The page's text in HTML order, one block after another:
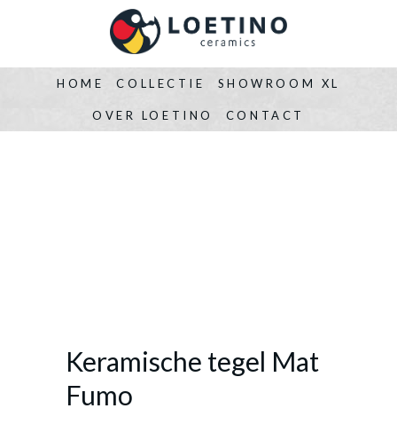
HOME COLLECTIE SHOWROOM XL
OVER LOETINO CONTACT
Keramische tegel Mat
Fumo